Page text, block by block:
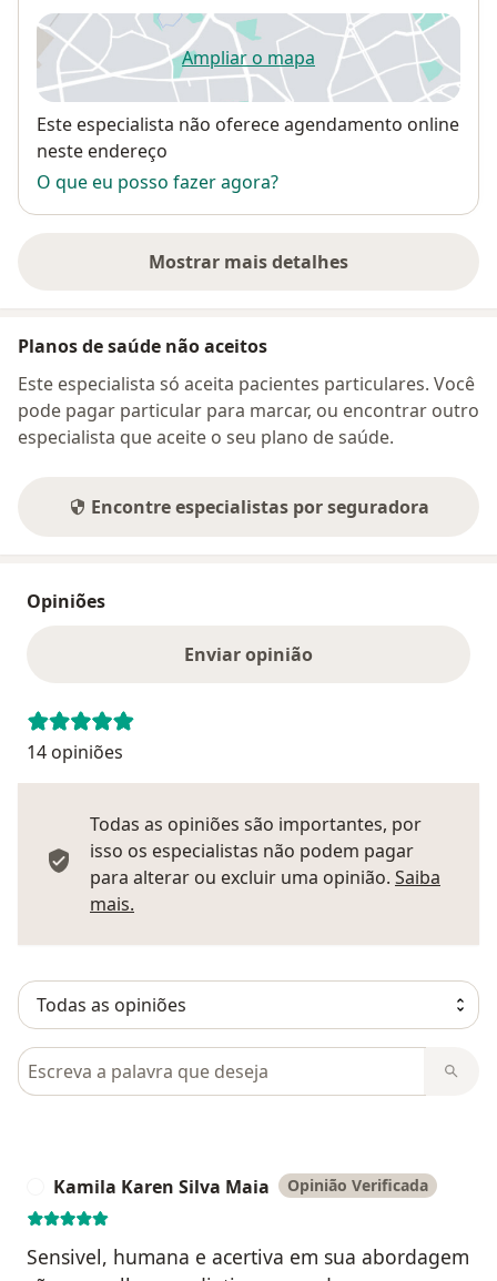
Ampliar o mapaabre num novo separador
Disponibilidade
Este especialista não oferece agendamento online
neste endereço
O que eu posso fazer agora?
Mostrar mais detalhes
sobre o endereço
Planos de saúde não aceitos
Este especialista só aceita pacientes particulares. Você
pode pagar particular para marcar, ou encontrar outro
especialista que aceite o seu plano de saúde.
Encontre especialistas por seguradora
Opiniões
Enviar opinião
14 opiniões
Todas as opiniões são importantes, por
isso os especialistas não podem pagar
para alterar ou excluir uma opinião. Saiba
mais.
Pesquisar em opiniões
Kamila Karen Silva Maia Opinião Verificada
Sensivel, humana e acertiva em sua abordagem